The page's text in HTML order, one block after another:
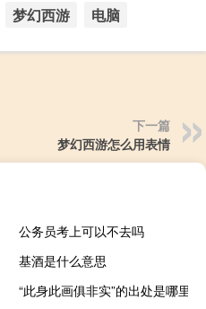
梦幻西游 电脑
下一篇
梦幻西游怎么用表情
公务员考上可以不去吗
基酒是什么意思
“此身此画俱非实”的出处是哪里